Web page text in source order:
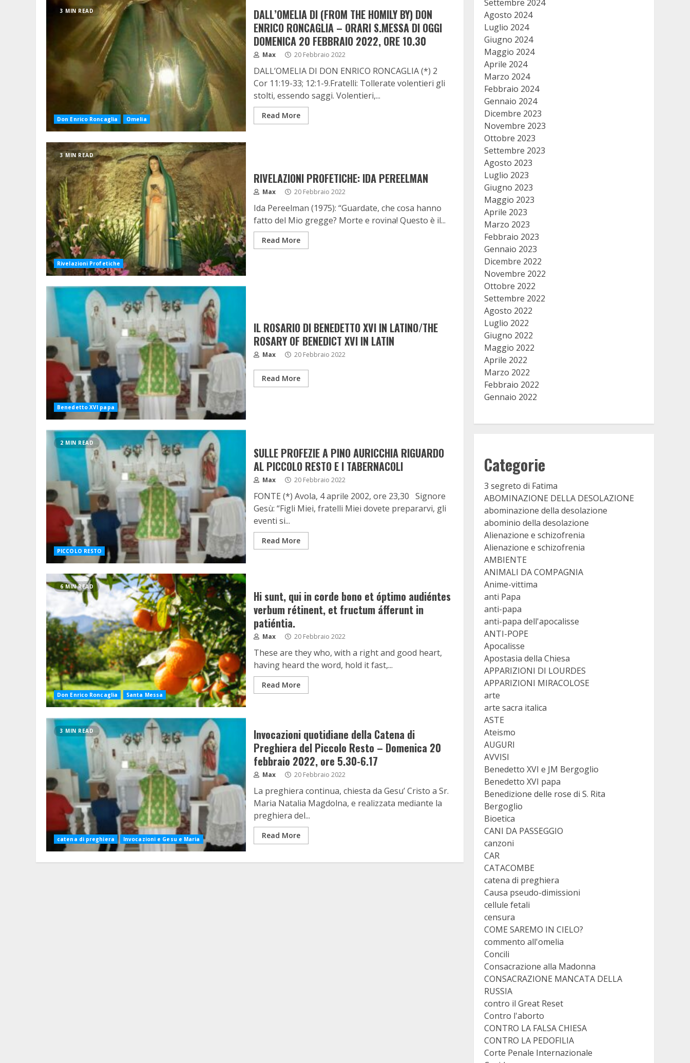
3 MIN READ
Don Enrico Roncaglia Omelia
DALL’OMELIA DI (FROM THE HOMILY BY) DON
ENRICO RONCAGLIA – ORARI S.MESSA DI OGGI
DOMENICA 20 FEBBRAIO 2022, ORE 10.30
Max 20 Febbraio 2022
DALL’OMELIA DI DON ENRICO RONCAGLIA (*) 2
Cor 11:19-33; 12:1-9.Fratelli: Tollerate volentieri gli
stolti, essendo saggi. Volentieri,...
Read More
3 MIN READ
Rivelazioni Profetiche
RIVELAZIONI PROFETICHE: IDA PEREELMAN
Max 20 Febbraio 2022
Ida Pereelman (1975): “Guardate, che cosa hanno
fatto del Mio gregge? Morte e rovina! Questo è il...
Read More
Benedetto XVI papa
IL ROSARIO DI BENEDETTO XVI IN LATINO/THE
ROSARY OF BENEDICT XVI IN LATIN
Max 20 Febbraio 2022
Read More
2 MIN READ
PICCOLO RESTO
SULLE PROFEZIE A PINO AURICCHIA RIGUARDO
AL PICCOLO RESTO E I TABERNACOLI
Max 20 Febbraio 2022
FONTE (*) Avola, 4 aprile 2002, ore 23,30 Signore
Gesù: “Figli Miei, fratelli Miei dovete prepararvi, gli
eventi si...
Read More
6 MIN READ
Don Enrico Roncaglia Santa Messa
Hi sunt, qui in corde bono et óptimo audiéntes
verbum rétinent, et fructum áfferunt in
patiéntia.
Max 20 Febbraio 2022
These are they who, with a right and good heart,
having heard the word, hold it fast,...
Read More
3 MIN READ
catena di preghiera Invocazioni e Gesu e Maria
Invocazioni quotidiane della Catena di
Preghiera del Piccolo Resto – Domenica 20
febbraio 2022, ore 5.30-6.17
Max 20 Febbraio 2022
La preghiera continua, chiesta da Gesu’ Cristo a Sr.
Maria Natalia Magdolna, e realizzata mediante la
preghiera del...
Read More
Settembre 2024
Agosto 2024
Luglio 2024
Giugno 2024
Maggio 2024
Aprile 2024
Marzo 2024
Febbraio 2024
Gennaio 2024
Dicembre 2023
Novembre 2023
Ottobre 2023
Settembre 2023
Agosto 2023
Luglio 2023
Giugno 2023
Maggio 2023
Aprile 2023
Marzo 2023
Febbraio 2023
Gennaio 2023
Dicembre 2022
Novembre 2022
Ottobre 2022
Settembre 2022
Agosto 2022
Luglio 2022
Giugno 2022
Maggio 2022
Aprile 2022
Marzo 2022
Febbraio 2022
Gennaio 2022
Categorie
3 segreto di Fatima
ABOMINAZIONE DELLA DESOLAZIONE
abominazione della desolazione
abominio della desolazione
Alienazione e schizofrenia
Alienazione e schizofrenia
AMBIENTE
ANIMALI DA COMPAGNIA
Anime-vittima
anti Papa
anti-papa
anti-papa dell'apocalisse
ANTI-POPE
Apocalisse
Apostasia della Chiesa
APPARIZIONI DI LOURDES
APPARIZIONI MIRACOLOSE
arte
arte sacra italica
ASTE
Ateismo
AUGURI
AVVISI
Benedetto XVI e JM Bergoglio
Benedetto XVI papa
Benedizione delle rose di S. Rita
Bergoglio
Bioetica
CANI DA PASSEGGIO
canzoni
CAR
CATACOMBE
catena di preghiera
Causa pseudo-dimissioni
cellule fetali
censura
COME SAREMO IN CIELO?
commento all'omelia
Concili
Consacrazione alla Madonna
CONSACRAZIONE MANCATA DELLA
RUSSIA
contro il Great Reset
Contro l'aborto
CONTRO LA FALSA CHIESA
CONTRO LA PEDOFILIA
Corte Penale Internazionale